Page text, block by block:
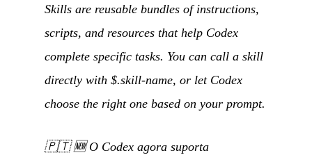
Skills are reusable bundles of instructions,
scripts, and resources that help Codex
complete specific tasks. You can call a skill
directly with $.skill-name, or let Codex
choose the right one based on your prompt.
🇵🇹🆕 O Codex agora suporta